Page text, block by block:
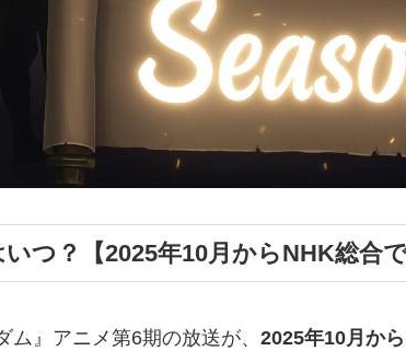
つ？【2025年10月からNHK総合で
ム』アニメ第6期の放送が、 2025年10月か